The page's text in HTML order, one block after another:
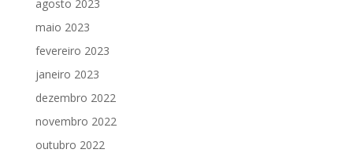
agosto 2023
maio 2023
fevereiro 2023
janeiro 2023
dezembro 2022
novembro 2022
outubro 2022